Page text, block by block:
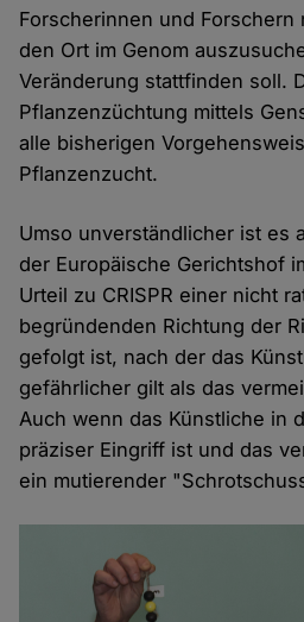
Forscherinnen und Forschern
den Ort im Genom
Veränderung stattfinden soll.
Pflanzenzüchtung mittels
alle bisherigen
Pflanzenzucht.
Umso unverständlicher ist es
der Europäische Gerichtshof
Urteil zu CRISPR einer nicht
begründenden Richtung der
gefolgt ist, nach der das
gefährlicher gilt als das
Auch wenn das Künstliche in
präziser Eingriff ist und das
ein mutierender